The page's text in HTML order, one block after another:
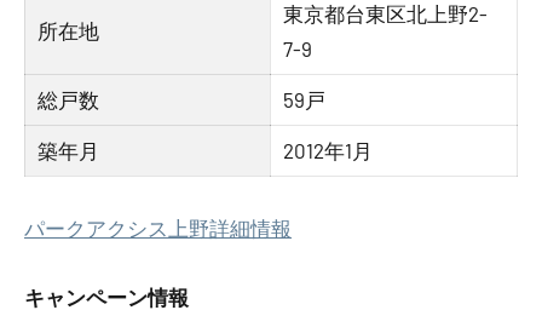
所在地
東京都台東区北上野2-
7-9
総戸数 59戸
築年月 2012年1月
パークアクシス上野詳細情報
キャンペーン情報